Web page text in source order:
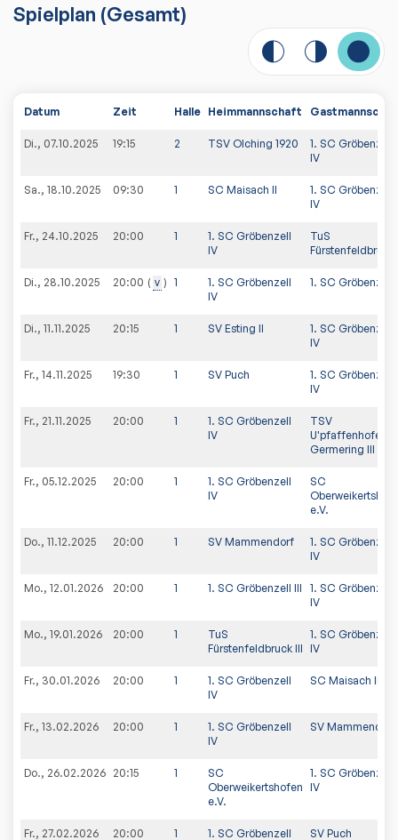
Spielplan (Gesamt)
Datum Zeit Halle Heimmannschaft
Di., 07.10.2025 19:15 2 TSV Olching 1920
1. SC Gröbenzell
IV
Sa., 18.10.2025 09:30 1 SC Maisach II
1. SC Gröbenzell
IV
Fr., 24.10.2025 20:00 1
1. SC Gröbenzell
IV
TuS
Fürstenfeldbruck
Di., 28.10.2025 20:00 v 1
1. SC Gröbenzell
IV
1. SC Gröbenzell
Di., 11.11.2025 20:15 1 SV Esting II
1. SC Gröbenzell
IV
Fr., 14.11.2025 19:30 1 SV Puch
1. SC Gröbenzell
IV
Fr., 21.11.2025 20:00 1
1. SC Gröbenzell
IV
TSV
U'pfaffenhofen-
Germering III
Fr., 05.12.2025 20:00 1
1. SC Gröbenzell
IV
SC
e.V.
Do., 11.12.2025 20:00 1 SV Mammendorf
1. SC Gröbenzell
IV
Mo., 12.01.2026 20:00 1 1. SC Gröbenzell III
1. SC Gröbenzell
IV
Mo., 19.01.2026 20:00 1
TuS
Fürstenfeldbruck III
1. SC Gröbenzell
IV
Fr., 30.01.2026 20:00 1
1. SC Gröbenzell
IV
SC Maisach II
Fr., 13.02.2026 20:00 1
1. SC Gröbenzell
IV
SV Mammendorf
Do., 26.02.2026 20:15 1
SC
Oberweikertshofen
e.V.
1. SC Gröbenzell
IV
Fr., 27.02.2026 20:00 1 1. SC Gröbenzell SV Puch